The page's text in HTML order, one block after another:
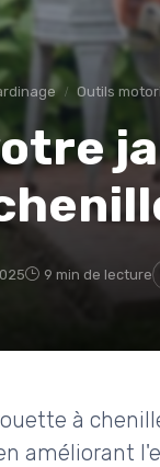
Outils
9 min de lecture
à
améliorant